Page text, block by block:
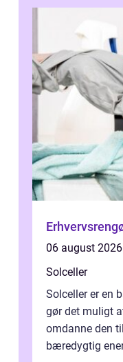
06 august 2026
Solceller
Solceller er en
gør det muligt
omdanne den
bæredygtig